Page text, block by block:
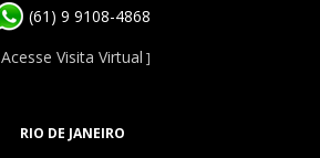
(61) 9 9108-4868
Acesse Visita Virtual ]
RIO DE JANEIRO